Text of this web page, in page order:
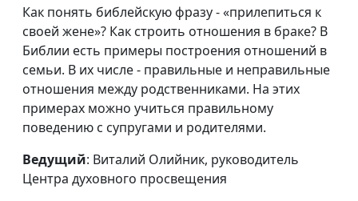
(первая часть)
руководитель Центра
духовного
просвещения
Виталий Олийник,
духовного
просвещения
Сила благословения
(первая часть)
Виталий Олийник,
Как понять библейскую фразу - «прилепиться к
своей жене»? Как строить отношения в браке? В
Библии есть примеры построения отношений в
семьи. В их числе - правильные и неправильные
отношения между родственниками. На этих
примерах можно учиться правильному
поведению с супругами и родителями.
Ведущий: Виталий Олийник, руководитель
Центра духовного просвещения